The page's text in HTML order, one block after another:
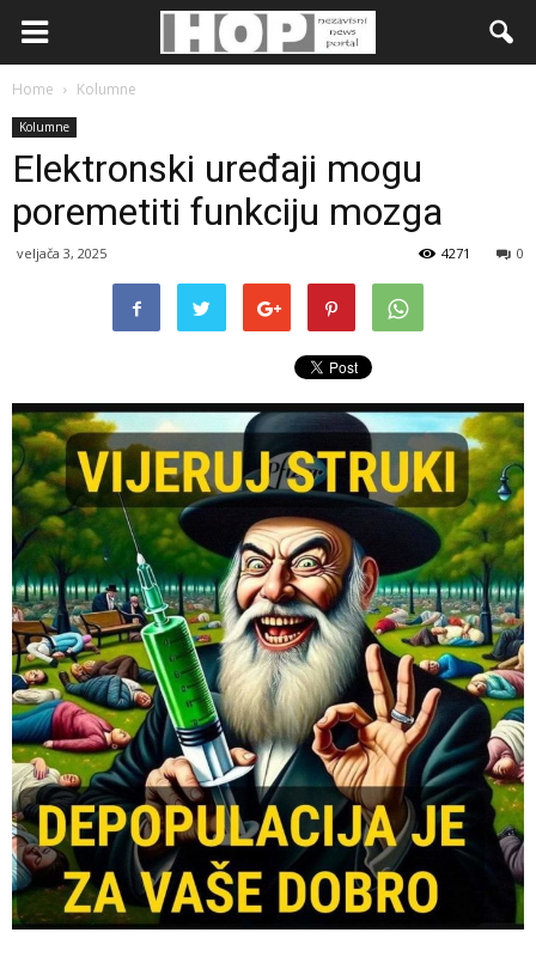
Home Kolumne
Kolumne
Elektronski uređaji mogu
poremetiti funkciju mozga
veljača 3, 2025 0
4271